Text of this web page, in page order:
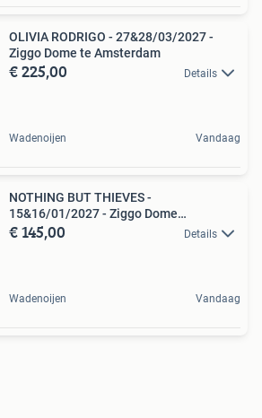
OLIVIA RODRIGO - 27&28/03/2027 -
Ziggo Dome te Amsterdam
€ 225,00 Details
Wadenoijen Vandaag
NOTHING BUT THIEVES -
15&16/01/2027 - Ziggo Dome
Amsterdam
€ 145,00 Details
Wadenoijen Vandaag